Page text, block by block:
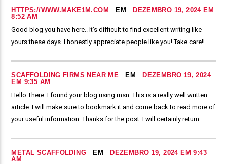
HTTPS://WWW.MAKE1M.COM EM
DEZEMBRO 19, 2024 EM
8:52 AM
Good blog you have here.. It’s difficult to find excellent writing like
yours these days. I honestly appreciate people like you! Take care!!
SCAFFOLDING FIRMS NEAR ME EM
DEZEMBRO 19, 2024
EM 9:35 AM
Hello There. I found your blog using msn. This is a really well written
article. I will make sure to bookmark it and come back to read more of
your useful information. Thanks for the post. I will certainly return.
METAL SCAFFOLDING EM
DEZEMBRO 19, 2024 EM 9:43
AM